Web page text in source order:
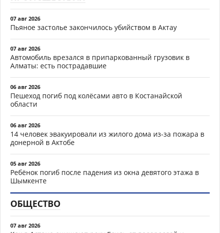
07 авг 2026
Пьяное застолье закончилось убийством в Актау
07 авг 2026
Автомобиль врезался в припаркованный грузовик в
Алматы: есть пострадавшие
06 авг 2026
Пешеход погиб под колёсами авто в Костанайской
области
06 авг 2026
14 человек эвакуировали из жилого дома из-за пожара в
донерной в Актобе
05 авг 2026
Ребёнок погиб после падения из окна девятого этажа в
Шымкенте
ОБЩЕСТВО
07 авг 2026